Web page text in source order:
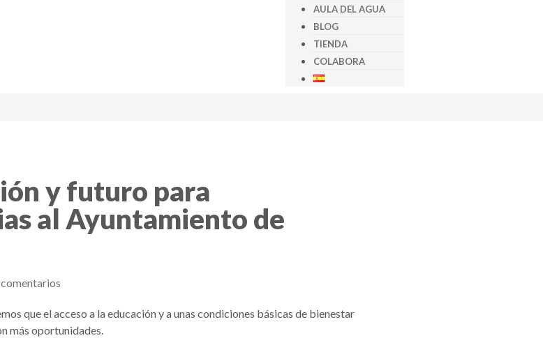
AULA DEL AGUA
BLOG
TIENDA
COLABORA
y futuro para
al Ayuntamiento de
que el acceso a la educación y a unas condiciones básicas de bienestar
más oportunidades.